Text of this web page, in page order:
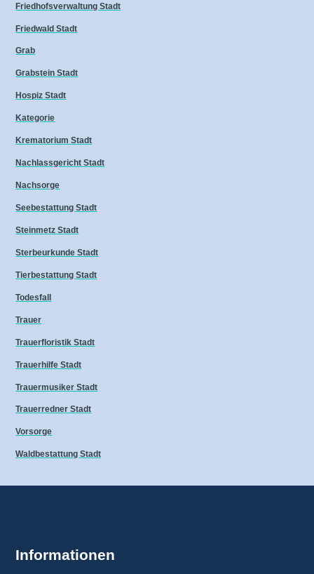
Friedhofsverwaltung Stadt
Friedwald Stadt
Grab
Grabstein Stadt
Hospiz Stadt
Kategorie
Krematorium Stadt
Nachlassgericht Stadt
Nachsorge
Seebestattung Stadt
Steinmetz Stadt
Sterbeurkunde Stadt
Tierbestattung Stadt
Todesfall
Trauer
Trauerfloristik Stadt
Trauerhilfe Stadt
Trauermusiker Stadt
Trauerredner Stadt
Vorsorge
Waldbestattung Stadt
Informationen